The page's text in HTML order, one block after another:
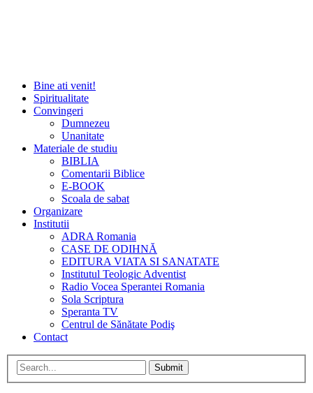
Bine ati venit!
Spiritualitate
Convingeri
Dumnezeu
Unanitate
Materiale de studiu
BIBLIA
Comentarii Biblice
E-BOOK
Scoala de sabat
Organizare
Institutii
ADRA Romania
CASE DE ODIHNĂ
EDITURA VIATA SI SANATATE
Institutul Teologic Adventist
Radio Vocea Sperantei Romania
Sola Scriptura
Speranta TV
Centrul de Sănătate Podiş
Contact
Submit